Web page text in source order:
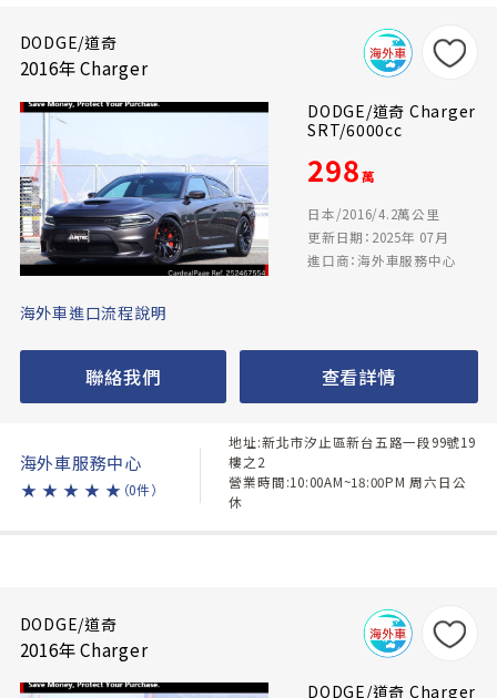
DODGE/道奇
2016年 Charger
DODGE/道奇 Charger
SRT/6000cc
298萬
日本/2016/4.2萬公里
更新日期：2025年 07月
進口商：海外車服務中心
海外車進口流程說明
聯絡我們 查看詳情
海外車服務中心
★ ★ ★ ★ ★ （0件）
地址:新北市汐止區新台五路一段99號19
樓之2
營業時間:10:00AM~18:00PM 周六日公
休
DODGE/道奇
2016年 Charger
DODGE/道奇 Charger